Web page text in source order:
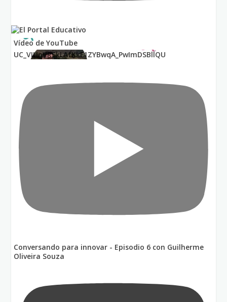
Vídeo de YouTube
UC_VIUnVRSkLAfKkF1ZYBwqA_PwImDSBllQU
Conversando para innovar - Episodio 6 con Guilherme
Oliveira Souza